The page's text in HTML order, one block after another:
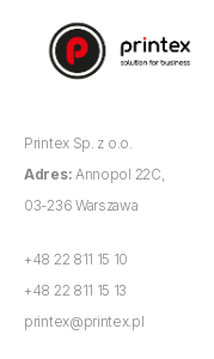
Printex Sp. z o.o.
Adres: Annopol 22C,
03-236 Warszawa
+48 22 811 15 10
+48 22 811 15 13
printex@printex.pl